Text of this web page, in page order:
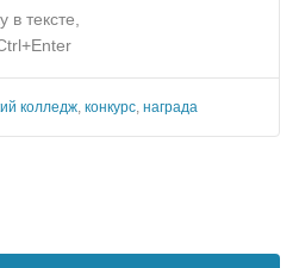
тексте,
колледж конкурс награда